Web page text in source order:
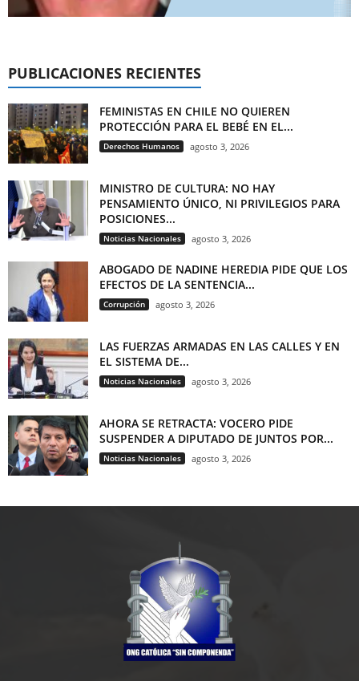
PUBLICACIONES RECIENTES
FEMINISTAS EN CHILE NO QUIEREN
PROTECCIÓN PARA EL BEBÉ EN EL...
Derechos Humanos agosto 3, 2026
MINISTRO DE CULTURA: NO HAY
PENSAMIENTO ÚNICO, NI PRIVILEGIOS PARA
POSICIONES...
Noticias Nacionales agosto 3, 2026
ABOGADO DE NADINE HEREDIA PIDE QUE LOS
EFECTOS DE LA SENTENCIA...
Corrupción agosto 3, 2026
LAS FUERZAS ARMADAS EN LAS CALLES Y EN
EL SISTEMA DE...
Noticias Nacionales agosto 3, 2026
AHORA SE RETRACTA: VOCERO PIDE
SUSPENDER A DIPUTADO DE JUNTOS POR...
Noticias Nacionales agosto 3, 2026